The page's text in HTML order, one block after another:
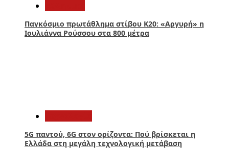
Παγκόσμιο πρωτάθλημα στίβου Κ20: «Αργυρή» η
Ιουλιάννα Ρούσσου στα 800 μέτρα
5G παντού, 6G στον ορίζοντα: Πού βρίσκεται η
Ελλάδα στη μεγάλη τεχνολογική μετάβαση